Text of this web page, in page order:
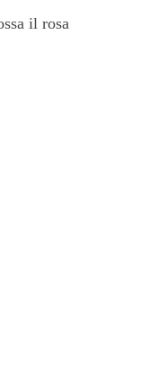
il rosa